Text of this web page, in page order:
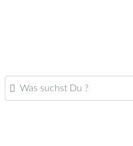
Was suchst Du ?